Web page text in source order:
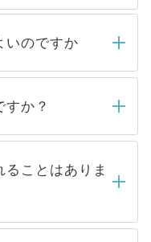
いのですか
弊社担当者がご
メールもしくは
にはご連絡をせて
くお待ちくださ
か？
扱っている求人の
からご覧いただ
。非公開求人は
には公開してい
ことはありま
は一切ありませ